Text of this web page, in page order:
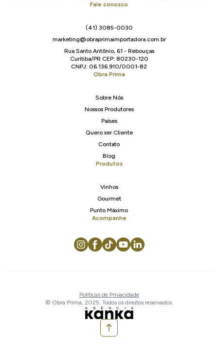
Fale conosco
(41) 3085-0030
marketing@obraprimaimportadora.com.br
Rua Santo Antônio, 61 - Rebouças
Curitiba/PR CEP: 80230-120
CNPJ: 06.136.910/0001-82
Obra Prima
Sobre Nós
Nossos Produtores
Países
Quero ser Cliente
Contato
Blog
Produtos
Vinhos
Gourmet
Punto Máximo
Acompanhe
Políticas de Privacidade
© Obra Prima, 2025. Todos os direitos reservados.